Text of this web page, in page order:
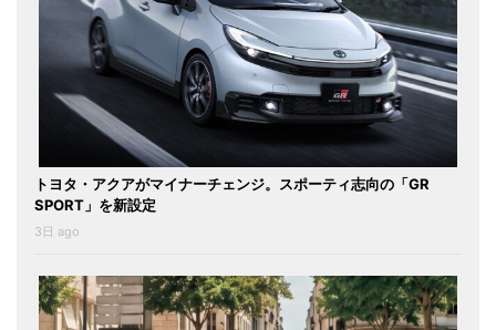
トヨタ・アクアがマイナーチェンジ。スポーティ志向の「GR
SPORT」を新設定
3日 ago